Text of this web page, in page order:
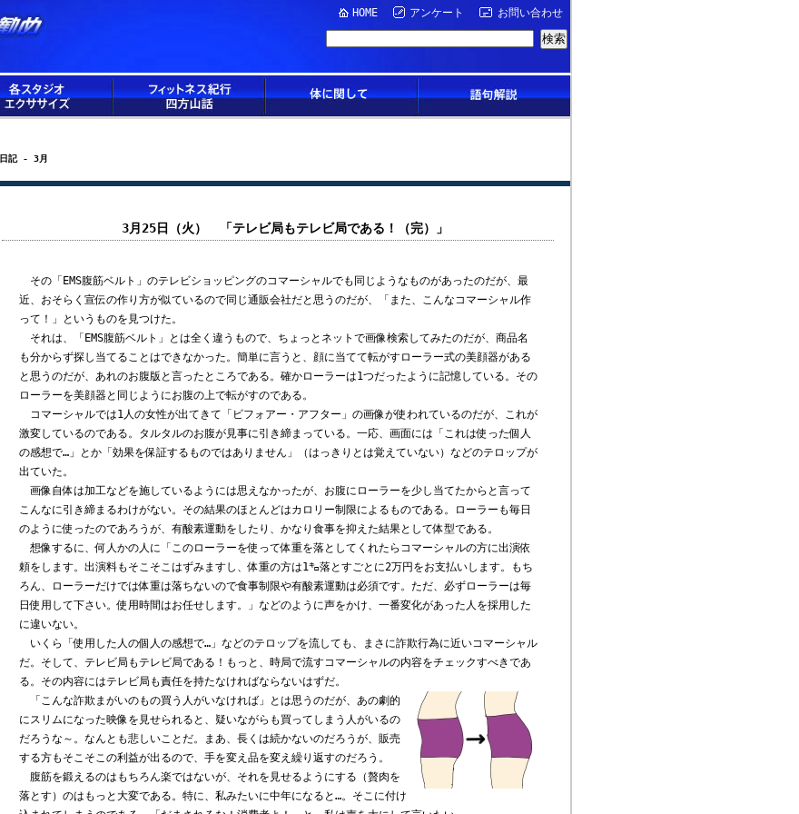
HOME アンケート お問い合わせ
日記 - 3月
3月25日（火） 「テレビ局もテレビ局である！（完）」
その「EMS腹筋ベルト」のテレビショッピングのコマーシャルでも同じようなものがあったのだが、最
近、おそらく宣伝の作り方が似ているので同じ通販会社だと思うのだが、「また、こんなコマーシャル作
って！」というものを見つけた。
それは、「EMS腹筋ベルト」とは全く違うもので、ちょっとネットで画像検索してみたのだが、商品名
も分からず探し当てることはできなかった。簡単に言うと、顔に当てて転がすローラー式の美顔器がある
と思うのだが、あれのお腹版と言ったところである。確かローラーは1つだったように記憶している。その
ローラーを美顔器と同じようにお腹の上で転がすのである。
コマーシャルでは1人の女性が出てきて「ビフォアー・アフター」の画像が使われているのだが、これが
激変しているのである。タルタルのお腹が見事に引き締まっている。一応、画面には「これは使った個人
の感想で…」とか「効果を保証するものではありません」（はっきりとは覚えていない）などのテロップが
出ていた。
画像自体は加工などを施しているようには思えなかったが、お腹にローラーを少し当てたからと言って
こんなに引き締まるわけがない。その結果のほとんどはカロリー制限によるものである。ローラーも毎日
のように使ったのであろうが、有酸素運動をしたり、かなり食事を抑えた結果として体型である。
想像するに、何人かの人に「このローラーを使って体重を落としてくれたらコマーシャルの方に出演依
頼をします。出演料もそこそこはずみますし、体重の方は1㌔落とすごとに2万円をお支払いします。もち
ろん、ローラーだけでは体重は落ちないので食事制限や有酸素運動は必須です。ただ、必ずローラーは毎
日使用して下さい。使用時間はお任せします。」などのように声をかけ、一番変化があった人を採用した
に違いない。
いくら「使用した人の個人の感想で…」などのテロップを流しても、まさに詐欺行為に近いコマーシャル
だ。そして、テレビ局もテレビ局である！もっと、時局で流すコマーシャルの内容をチェックすべきであ
る。その内容にはテレビ局も責任を持たなければならないはずだ。
「こんな詐欺まがいのもの買う人がいなければ」とは思うのだが、あの劇的
にスリムになった映像を見せられると、疑いながらも買ってしまう人がいるの
だろうな～。なんとも悲しいことだ。まあ、長くは続かないのだろうが、販売
する方もそこそこの利益が出るので、手を変え品を変え繰り返すのだろう。
腹筋を鍛えるのはもちろん楽ではないが、それを見せるようにする（贅肉を
落とす）のはもっと大変である。特に、私みたいに中年になると…。そこに付け